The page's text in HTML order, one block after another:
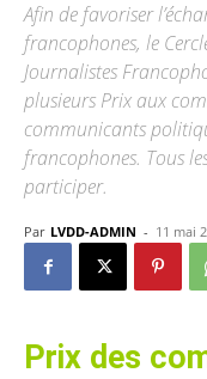
Afin de favoriser
francophones, le
Journalistes
plusieurs Prix aux
communicants
francophones. Tous
participer.
Par LVDD-ADMIN - 11 mai
Prix des